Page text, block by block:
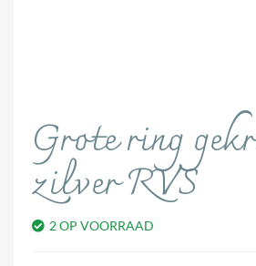
Grote ring
zilver RVS
2 OP VOORRAAD